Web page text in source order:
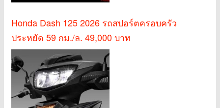
Honda Dash 125 2026 รถสปอร์ตครอบครัว
ประหยัด 59 กม./ล. 49,000 บาท